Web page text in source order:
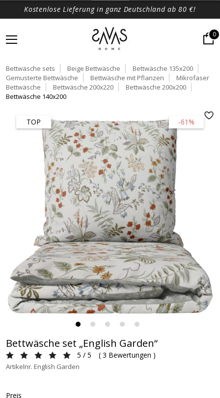
Kostenlose Lieferung in ganz Deutschland ab 80 €!
0
Bettwäsche sets Beige Bettwäsche
Bettwäsche 135x200
Gemusterte Bettwäsche
Bettwäsche mit Pflanzen
Mikrofaser
Bettwäsche
Bettwäsche 200x220
Bettwäsche 200x200
Bettwäsche 140x200
-61%
TOP
Bettwäsche set „English Garden“
5 / 5 ( 3 Bewertungen )
Artikelnr. English Garden
Preis